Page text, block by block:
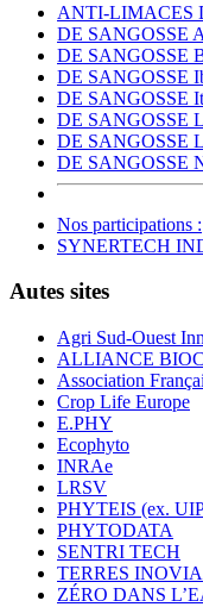
ANTI-LIMACES
DE SANGOSSE
DE SANGOSSE
DE SANGOSSE
DE SANGOSSE
DE SANGOSSE
DE SANGOSSE
DE SANGOSSE
Nos participations :
SYNERTECH
Autes sites
Agri Sud-Ouest
ALLIANCE
Association
Crop Life Europe
E.PHY
Ecophyto
INRAe
LRSV
PHYTEIS (ex.
PHYTODATA
SENTRI TECH
TERRES INOVIA
ZÉRO DANS